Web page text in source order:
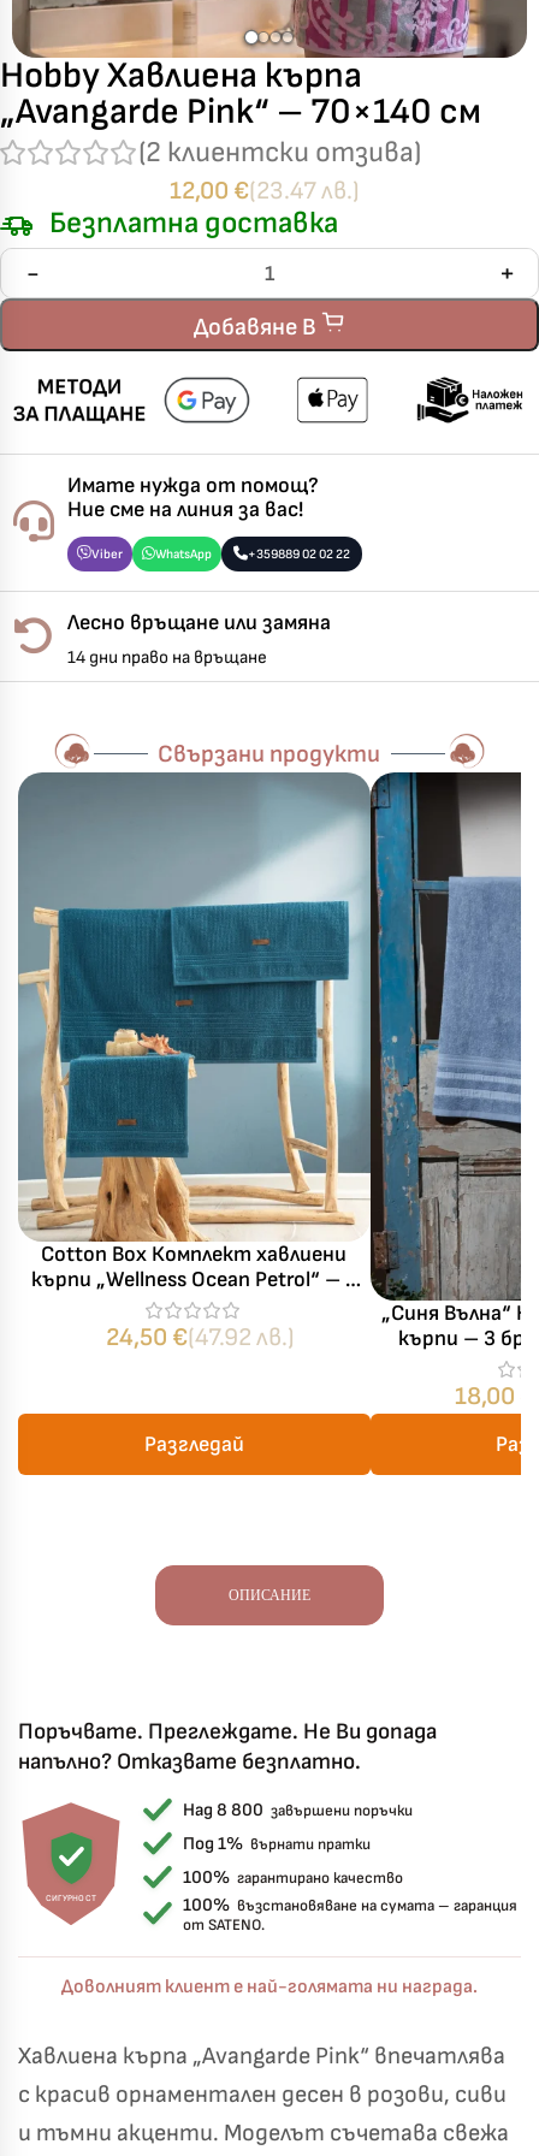
Hobby Хавлиена кърпа
„Avangarde Pink“ – 70×140 см
(2 клиентски отзива)
12,00 €(23.47 лв.)
Безплатна доставка
Добавяне В
Имате нужда от помощ?
Ние сме на линия за вас!
Viber WhatsApp +359889 02 02 22
Лесно връщане или замяна
14 дни право на връщане
Свързани продукти
Cotton Box Комплект хавлиени
кърпи „Wellness Ocean Petrol“ – 3
части – 100% памук
24,50 €(47.92 лв.)
Разгледай
„Синя Вълна“
кърпи – 3
18,00
ОПИСАНИЕ
Поръчвате. Преглеждате. Не Ви допада
напълно? Отказвате безплатно.
СИГУРНОСТ
Над 8 800 завършени поръчки
Под 1% върнати пратки
100% гарантирано качество
100% възстановяване на сумата – гаранция
от SATENO.
Доволният клиент е най-голямата ни награда.
Хавлиена кърпа „Avangarde Pink“ впечатлява
с красив орнаментален десен в розови, сиви
и тъмни акценти. Моделът съчетава свежа